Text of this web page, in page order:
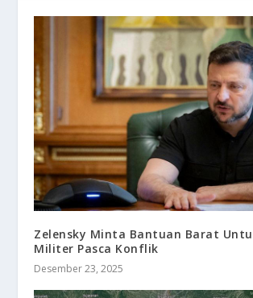
Zelensky Minta Bantuan Barat
Militer Pasca Konflik
Desember 23, 2025